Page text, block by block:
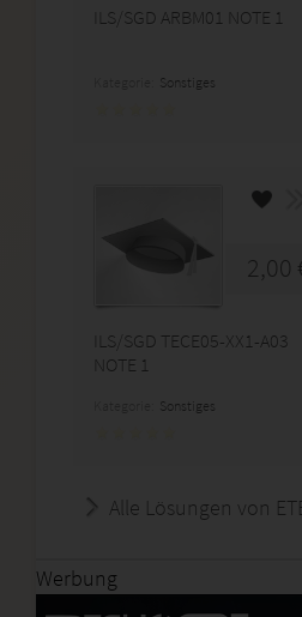
ILS/SGD ARBM01 NOTE 1
Sonstiges
2,00
ILS/SGD TECE05-XX1-A03
NOTE 1
Sonstiges
Alle Lösungen von
Werbung